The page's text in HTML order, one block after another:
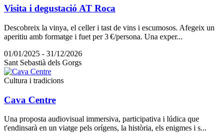
Visita i degustació AT Roca
Descobreix la vinya, el celler i tast de vins i escumosos. Afegeix un
aperitiu amb formatge i fuet per 3 €/persona. Una exper...
01/01/2025 - 31/12/2026
Sant Sebastià dels Gorgs
Cultura i tradicions
Cava Centre
Una proposta audiovisual immersiva, participativa i lúdica que
t'endinsarà en un viatge pels orígens, la història, els enigmes i s...